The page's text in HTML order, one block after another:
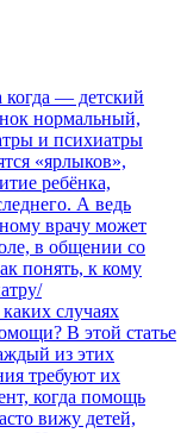
когда — детский
нормальный,
и психиатры
«ярлыков»,
ребёнка,
А ведь
врачу может
в общении со
понять, к кому
случаях
В этой статье
из этих
требуют их
когда помощь
вижу детей,